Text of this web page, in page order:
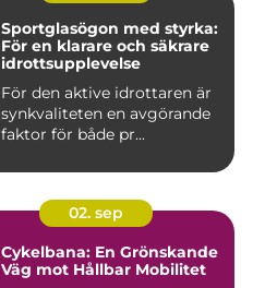
Sportglasögon med styrka:
För en klarare och säkrare
idrottsupplevelse
För den aktive idrottaren är
synkvaliteten en avgörande
faktor för både pr...
02. sep
Cykelbana: En Grönskande
Väg mot Hållbar Mobilitet